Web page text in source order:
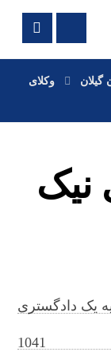
گیلان
وکلای
نیک
یک دادگستری
1041